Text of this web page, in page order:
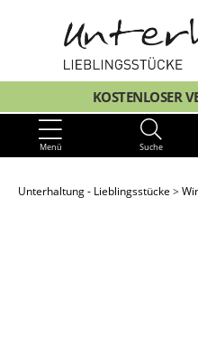
KOSTENLOSER
Menü Suche
Unterhaltung - Lieblingsstücke